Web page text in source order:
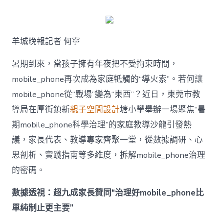
治
理
難
題？
讓
mobilJIUYI
俱
意
空
間
設
成
為
羊城晚報記者 何寧
暑期到來，當孩子擁有年夜把不受拘束時間，
mobile_phone再次成為家庭牴觸的“導火索”。若何讓
mobile_phone從“戰場”變為“東西”？近日，東莞市教
導局在厚街鎮新親子空間設計塘小學舉辦一場聚焦“暑
期mobile_phone科學治理”的家庭教導沙龍引發熱
議，家長代表、教導專家齊聚一堂，從數據調研、心
思剖析、實踐指南等多維度，拆解mobile_phone治理
的密碼。
數據透視：超九成家長贊同“治理好mobile_phone比
單純制止更主要”